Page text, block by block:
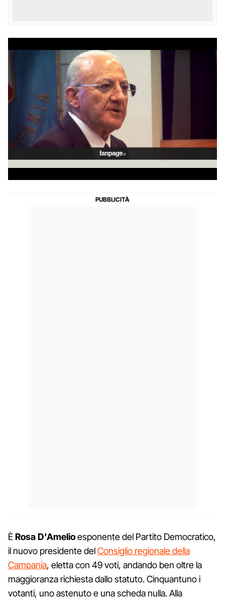
È Rosa D'Amelioesponente del Partito Democratico,
il nuovo presidente delConsiglio regionale della
Campania, eletta con 49 voti, andando ben oltre la
maggioranza richiesta dallo statuto. Cinquantuno i
votanti, uno astenuto e una scheda nulla. Alla